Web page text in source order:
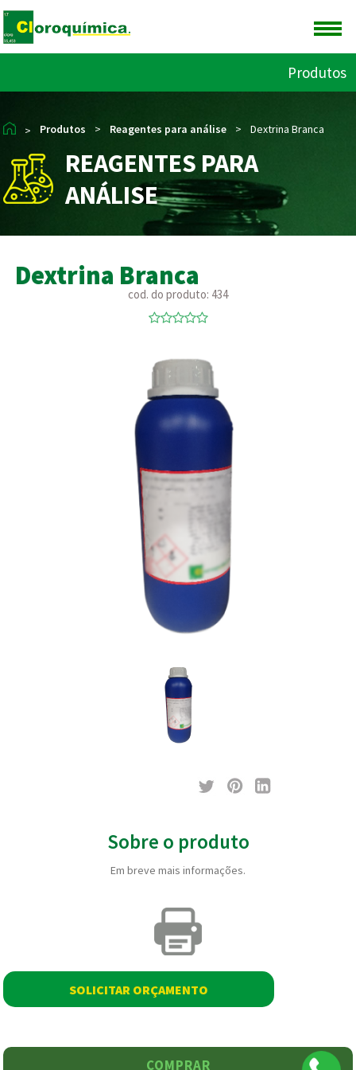
Produtos
> Produtos > Reagentes para análise > Dextrina Branca
REAGENTES PARA
ANÁLISE
Dextrina Branca
cod. do produto: 434
Sobre o produto
Em breve mais informações.
SOLICITAR ORÇAMENTO
COMPRAR